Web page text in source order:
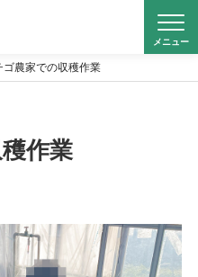
メニュー
ゴ農家での収穫作業
作業